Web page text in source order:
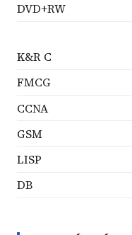
DVD+RW
K&R C
FMCG
CCNA
GSM
LISP
DB